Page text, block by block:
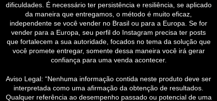
dificuldades. É necessário ter persistência e resiliência, se aplicado
da maneira que entregamos, o método é muito eficaz,
independente se você vender no Brasil ou para a Europa. Se for
vender para a Europa, seu perfil do Instagram precisa ter posts
que fortalecem a sua autoridade, focados no tema da solução que
você promete entregar, somente dessa maneira você irá gerar
confiança para uma venda acontecer.
Aviso Legal: “Nenhuma informação contida neste produto deve ser
interpretada como uma afirmação da obtenção de resultados.
Qualquer referência ao desempenho passado ou potencial de uma